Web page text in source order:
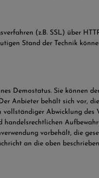
(z.B. SSL) über
Stand der Technik
Demostatus. Sie können
Anbieter behält sich vor,
vollständiger Abwicklung des
handelsrechtlichen
vorbehält, die
an die oben